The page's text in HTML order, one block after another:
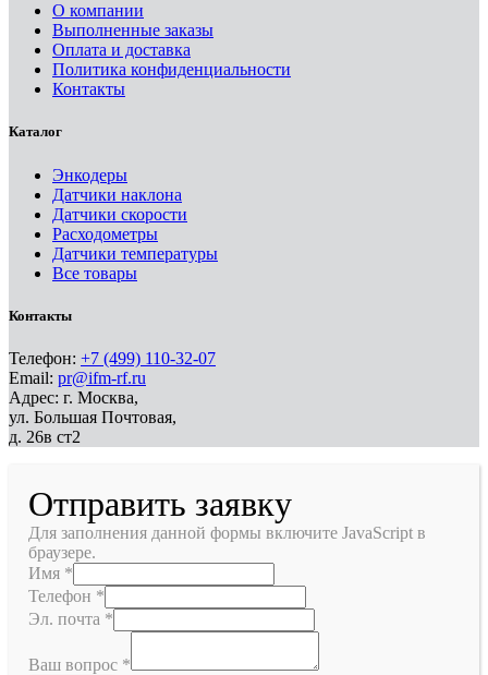
О компании
Выполненные заказы
Оплата и доставка
Политика конфиденциальности
Контакты
Каталог
Энкодеры
Датчики наклона
Датчики скорости
Расходометры
Датчики температуры
Все товары
Контакты
Телефон: +7 (499) 110-32-07
Email: pr@ifm-rf.ru
Адрес: г. Москва,
ул. Большая Почтовая,
д. 26в ст2
Отправить заявку
Для заполнения данной формы включите JavaScript в
браузере.
Имя *
Телефон *
Эл. почта *
Ваш вопрос *